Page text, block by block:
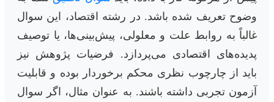
وضوح تعریف شده باشد. در رشته اقتصاد، این سوال
غالباً به روابط علت و معلولی، پیش‌بینی‌ها، یا توصیف
پدیده‌های اقتصادی می‌پردازد. فرضیات پژوهش نیز
باید از چارچوب نظری محکم برخوردار بوده و قابلیت
آزمون تجربی داشته باشند. به عنوان مثال، اگر سوال